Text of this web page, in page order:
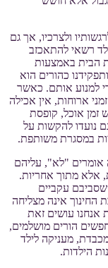
ולצרכיו, אך גם
רשאי להתאכזב
הבית באמצעות
כהורים הוא
למנוע אותם. כאשר
ארוחות, אין אכילה
אוכל, קופסת
נועדו להקשות על
במסגרת משותפת.
אומרים "לא", עליהם
אלא מתוך אחריות.
שסביבם עקביים
החינוך אינה מצליחה
אנחנו עושים זאת
הורים מושלמים,
מעניקה לילד
הילדות.